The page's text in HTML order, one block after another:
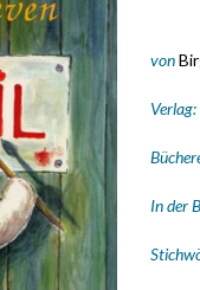
von
Verlag:
In der